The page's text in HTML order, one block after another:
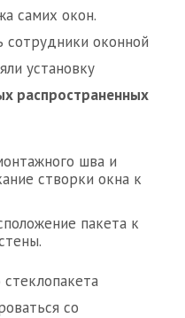
самих окон.
сотрудники оконной
установку
распространенных
шва и
створки окна к
пакета к
со